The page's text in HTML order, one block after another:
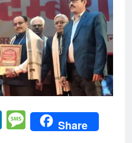
LinkedIn
Message
Share